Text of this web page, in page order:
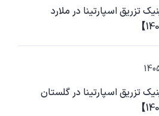
تزریق اسپارتینا در ملارد
تزریق اسپارتینا در گلستان